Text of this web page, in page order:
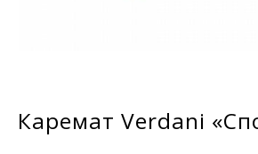
Каремат Verdani